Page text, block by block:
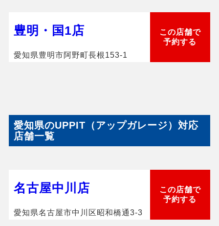
豊明・国1店
この店舗で
予約する
愛知県豊明市阿野町長根153-1
愛知県のUPPIT（アップガレージ）対応
店舗一覧
名古屋中川店
この店舗で
予約する
愛知県名古屋市中川区昭和橋通3-3